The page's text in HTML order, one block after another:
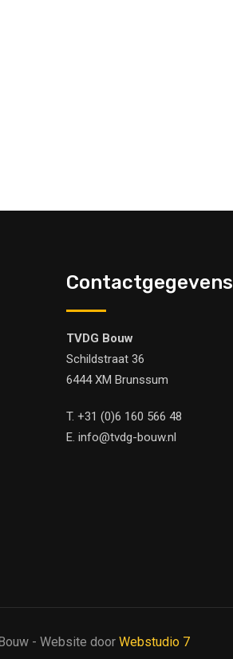
Contactgegevens
TVDG Bouw
Schildstraat 36
6444 XM Brunssum
T. +31 (0)6 160 566 48
E. info@tvdg-bouw.nl
- Website door Webstudio 7